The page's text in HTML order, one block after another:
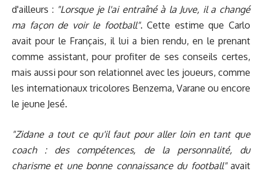
d'ailleurs : "Lorsque je l'ai entraîné à la Juve, il a changé
ma façon de voir le football". Cette estime que Carlo
avait pour le Français, il lui a bien rendu, en le prenant
comme assistant, pour profiter de ses conseils certes,
mais aussi pour son relationnel avec les joueurs, comme
les internationaux tricolores Benzema, Varane ou encore
le jeune Jesé.
"Zidane a tout ce qu'il faut pour aller loin en tant que
coach : des compétences, de la personnalité, du
charisme et une bonne connaissance du football" avait